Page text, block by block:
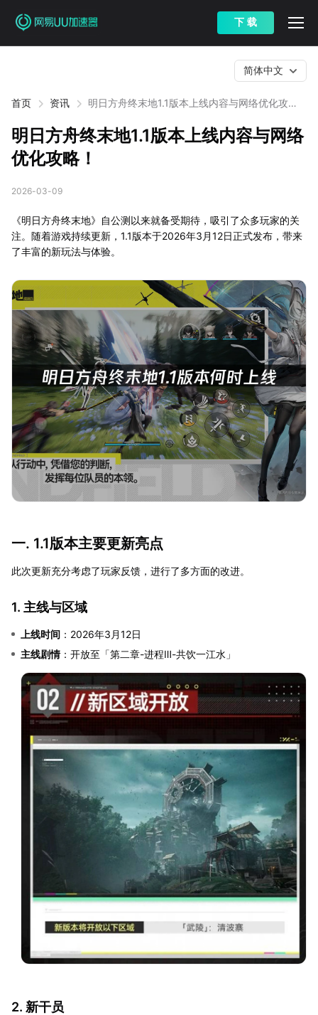
下 载
首页 资讯
明日方舟终末地1.1版本上线内容与网络优化攻
简体中文
明日方舟终末地1.1版本上线内容与网络
优化攻略！
2026-03-09
《明日方舟终末地》自公测以来就备受期待，吸引了众多玩家的关
注。随着游戏持续更新，1.1版本于2026年3月12日正式发布，带来
了丰富的新玩法与体验。
一. 1.1版本主要更新亮点
此次更新充分考虑了玩家反馈，进行了多方面的改进。
1. 主线与区域
上线时间 ：2026年3月12日
主线剧情：开放至「第二章-进程Ⅲ-共饮一江水」
2. 新干员